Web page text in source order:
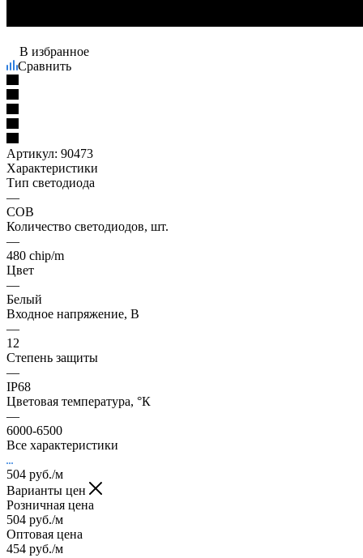
В избранное
Сравнить
Артикул: 90473
Характеристики
Тип светодиода
—
COB
Количество светодиодов, шт.
—
480 chip/m
Цвет
—
Белый
Входное напряжение, В
—
12
Степень защиты
—
IP68
Цветовая температура, °К
—
6000-6500
Все характеристики
504 руб./м
Варианты цен
Розничная цена
504 руб./м
Оптовая цена
454 руб./м